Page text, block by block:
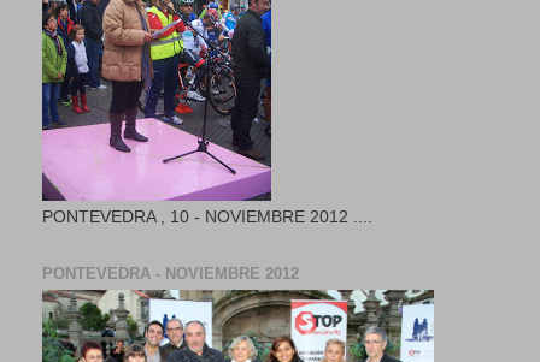
PONTEVEDRA , 10 - NOVIEMBRE 2012 ....
PONTEVEDRA - NOVIEMBRE 2012